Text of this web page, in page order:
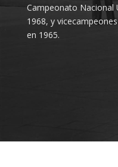
Campeonato Nacional
1968, y
en 1965.